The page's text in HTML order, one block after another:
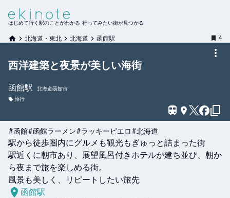
はじめて行く駅のことがわかる 行ってみたい街が見つかる
北海道・東北 北海道 函館駅 4
西洋建築と夜景が美しい海街
函館駅
北海道函館市
旅行
#函館#函館ラーメン#ラッキーピエロ#北海道
駅から徒歩圏内にグルメも観光もぎゅっと詰まった街
駅近くに朝市あり、展望風呂付きホテルが建ち並び、朝か
ら夜まで旅を楽しめる街。
風景も美しく、リピートしたい旅先
函館駅